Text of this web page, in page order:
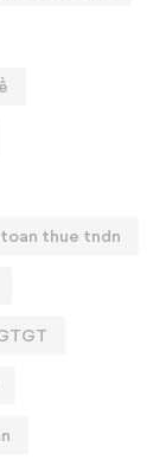
thue tndn